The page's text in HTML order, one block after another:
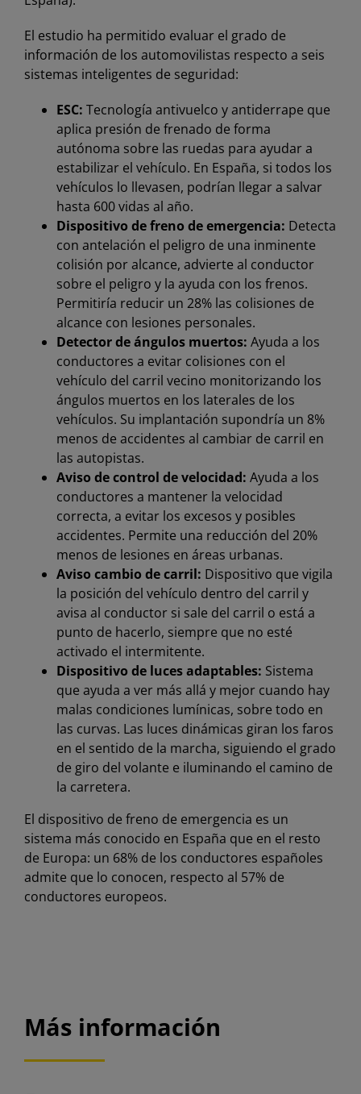
El estudio ha permitido evaluar el grado de
información de los automovilistas respecto a seis
sistemas inteligentes de seguridad:
ESC: Tecnología antivuelco y antiderrape que
aplica presión de frenado de forma
autónoma sobre las ruedas para ayudar a
estabilizar el vehículo. En España, si todos los
vehículos lo llevasen, podrían llegar a salvar
hasta 600 vidas al año.
Dispositivo de freno de emergencia: Detecta
con antelación el peligro de una inminente
colisión por alcance, advierte al conductor
sobre el peligro y la ayuda con los frenos.
Permitiría reducir un 28% las colisiones de
alcance con lesiones personales.
Detector de ángulos muertos: Ayuda a los
conductores a evitar colisiones con el
vehículo del carril vecino monitorizando los
ángulos muertos en los laterales de los
vehículos. Su implantación supondría un 8%
menos de accidentes al cambiar de carril en
las autopistas.
Aviso de control de velocidad: Ayuda a los
conductores a mantener la velocidad
correcta, a evitar los excesos y posibles
accidentes. Permite una reducción del 20%
menos de lesiones en áreas urbanas.
Aviso cambio de carril: Dispositivo que vigila
la posición del vehículo dentro del carril y
avisa al conductor si sale del carril o está a
punto de hacerlo, siempre que no esté
activado el intermitente.
Dispositivo de luces adaptables: Sistema
que ayuda a ver más allá y mejor cuando hay
malas condiciones lumínicas, sobre todo en
las curvas. Las luces dinámicas giran los faros
en el sentido de la marcha, siguiendo el grado
de giro del volante e iluminando el camino de
la carretera.
El dispositivo de freno de emergencia es un
sistema más conocido en España que en el resto
de Europa: un 68% de los conductores españoles
admite que lo conocen, respecto al 57% de
conductores europeos.
Más información